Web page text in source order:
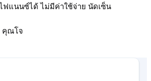
ฟแนนซ์ได้ ไม่มีค่าใช้จ่าย นัดเซ็น
คุณโจ